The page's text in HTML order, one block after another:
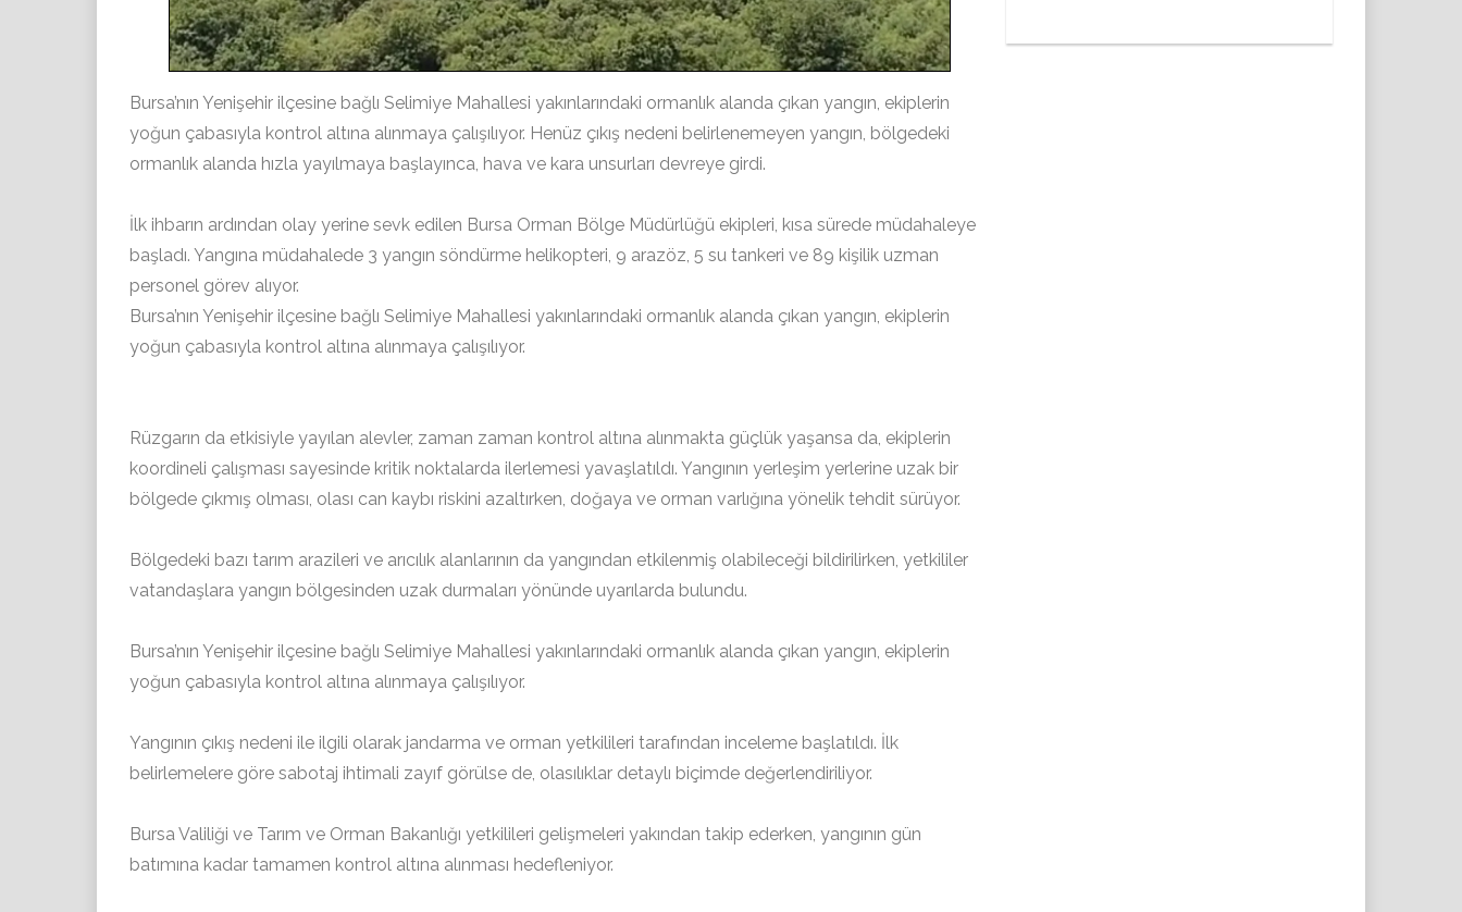
Bursa’nın Yenişehir ilçesine bağlı Selimiye Mahallesi yakınlarındaki ormanlık alanda çıkan yangın, ekiplerin
yoğun çabasıyla kontrol altına alınmaya çalışılıyor. Henüz çıkış nedeni belirlenemeyen yangın, bölgedeki
ormanlık alanda hızla yayılmaya başlayınca, hava ve kara unsurları devreye girdi.
İlk ihbarın ardından olay yerine sevk edilen Bursa Orman Bölge Müdürlüğü ekipleri, kısa sürede müdahaleye
başladı. Yangına müdahalede 3 yangın söndürme helikopteri, 9 arazöz, 5 su tankeri ve 89 kişilik uzman
personel görev alıyor.
Bursa’nın Yenişehir ilçesine bağlı Selimiye Mahallesi yakınlarındaki ormanlık alanda çıkan yangın, ekiplerin
yoğun çabasıyla kontrol altına alınmaya çalışılıyor.
Rüzgarın da etkisiyle yayılan alevler, zaman zaman kontrol altına alınmakta güçlük yaşansa da, ekiplerin
koordineli çalışması sayesinde kritik noktalarda ilerlemesi yavaşlatıldı. Yangının yerleşim yerlerine uzak bir
bölgede çıkmış olması, olası can kaybı riskini azaltırken, doğaya ve orman varlığına yönelik tehdit sürüyor.
Bölgedeki bazı tarım arazileri ve arıcılık alanlarının da yangından etkilenmiş olabileceği bildirilirken, yetkililer
vatandaşlara yangın bölgesinden uzak durmaları yönünde uyarılarda bulundu.
Bursa’nın Yenişehir ilçesine bağlı Selimiye Mahallesi yakınlarındaki ormanlık alanda çıkan yangın, ekiplerin
yoğun çabasıyla kontrol altına alınmaya çalışılıyor.
Yangının çıkış nedeni ile ilgili olarak jandarma ve orman yetkilileri tarafından inceleme başlatıldı. İlk
belirlemelere göre sabotaj ihtimali zayıf görülse de, olasılıklar detaylı biçimde değerlendiriliyor.
Bursa Valiliği ve Tarım ve Orman Bakanlığı yetkilileri gelişmeleri yakından takip ederken, yangının gün
batımına kadar tamamen kontrol altına alınması hedefleniyor.